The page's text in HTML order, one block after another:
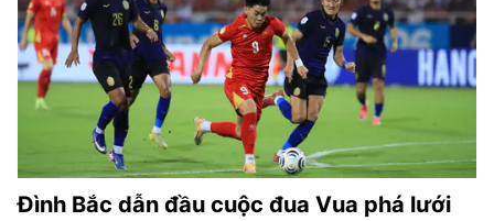
Đình Bắc dẫn đầu cuộc đua Vua phá lưới